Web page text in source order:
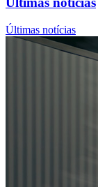
Últimas notícias